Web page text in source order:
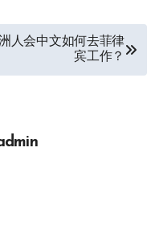
人会中文如何去菲律
宾工作？